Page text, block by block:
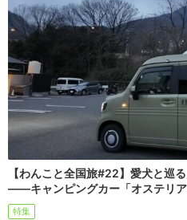
【わんこと全国旅#22】愛犬と巡
――キャンピングカー「オステリ
特集